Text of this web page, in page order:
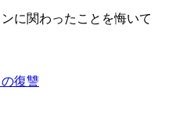
に関わったことを悔いて
復讐